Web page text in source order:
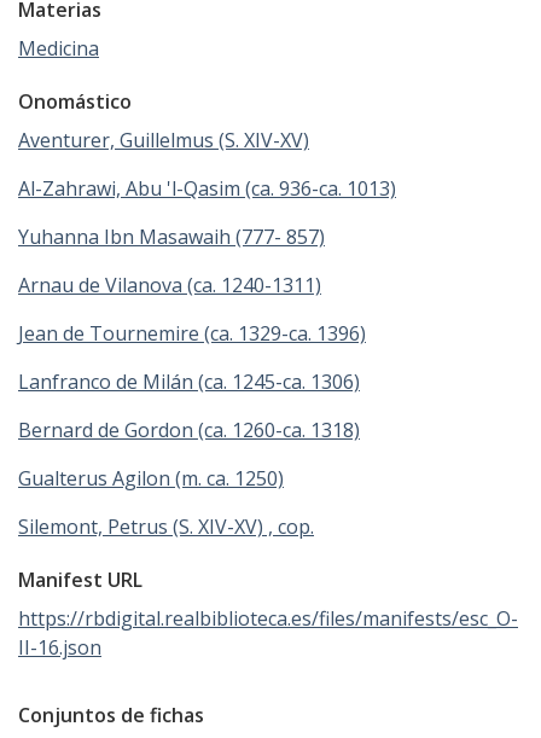
Materias
Medicina
Onomástico
Aventurer, Guillelmus (S. XIV-XV)
Al-Zahrawi, Abu 'l-Qasim (ca. 936-ca. 1013)
Yuhanna Ibn Masawaih (777- 857)
Arnau de Vilanova (ca. 1240-1311)
Jean de Tournemire (ca. 1329-ca. 1396)
Lanfranco de Milán (ca. 1245-ca. 1306)
Bernard de Gordon (ca. 1260-ca. 1318)
Gualterus Agilon (m. ca. 1250)
Silemont, Petrus (S. XIV-XV) , cop.
Manifest URL
https://rbdigital.realbiblioteca.es/files/manifests/esc_O-
II-16.json
Conjuntos de fichas